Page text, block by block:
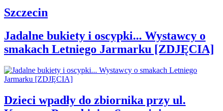
Szczecin
Jadalne bukiety i oscypki... Wystawcy o
smakach Letniego Jarmarku [ZDJĘCIA]
Dzieci wpadły do zbiornika przy ul.